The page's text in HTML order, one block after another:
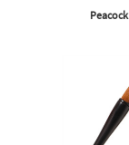
Peacock